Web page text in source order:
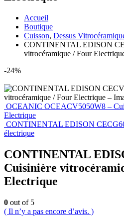
Accueil
Boutique
Cuisson, Dessus
CONTINENTAL EDISON
vitrocéramique / Four
-24%
OCEANIC OCEACV5050W8 –
Electrique
CONTINENTAL EDISON
électrique
CONTINENTAL
Cuisinière
Electrique
0 out of 5
( Il n’y a pas encore d’avis. )